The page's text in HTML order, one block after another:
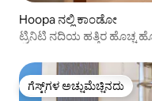
Hoopa ನಲ್ಲಿ ಕಾಂಡೋ
ಟ್ರಿನಿಟಿ ನದಿಯ ಹತ್ತಿರ ಹೊಚ್ಚ
ಗೆಸ್ಟ್‌ಗಳ ಅಚ್ಚುಮೆಚ್ಚಿನದು
ಗೆಸ್ಟ್‌ಗಳ ಅಚ್ಚುಮೆಚ್ಚಿನದು